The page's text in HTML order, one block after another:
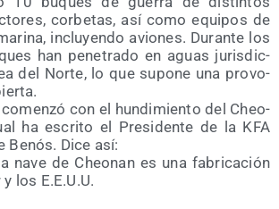
cor­be­tas, así como equi­pos de
inclu­yen­do avio­nes. Duran­te los
han pene­tra­do en aguas juris­dic­
del Nor­te, lo que supo­ne una pro­vo­
con el hun­di­mien­to del Cheo­
ha escri­to el Pre­si­den­te de la KFA
Benós. Dice así:
nave de Cheo­nan es una fabri­ca­ción
los E.E.U.U.